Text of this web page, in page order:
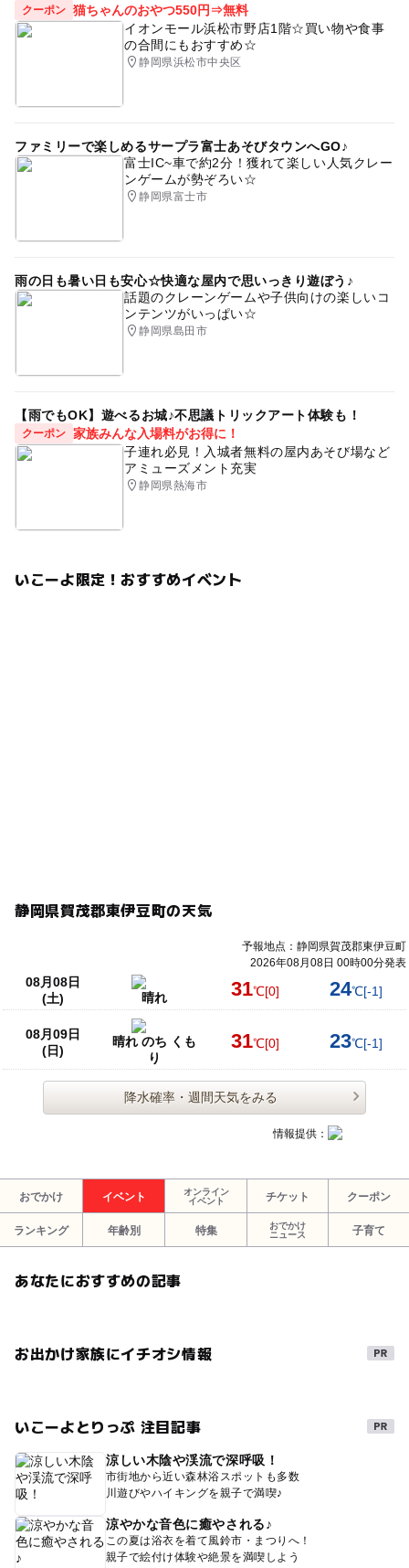
クーポン 猫ちゃんのおやつ550円⇒無料
イオンモール浜松市野店1階☆買い物や食事
の合間にもおすすめ☆
静岡県浜松市中央区
ファミリーで楽しめるサープラ富士あそびタウンへGO♪
富士IC~車で約2分！獲れて楽しい人気クレー
ンゲームが勢ぞろい☆
静岡県富士市
雨の日も暑い日も安心☆快適な屋内で思いっきり遊ぼう♪
話題のクレーンゲームや子供向けの楽しいコ
ンテンツがいっぱい☆
静岡県島田市
【雨でもOK】遊べるお城♪不思議トリックアート体験も！
クーポン 家族みんな入場料がお得に！
子連れ必見！入城者無料の屋内あそび場など
アミューズメント充実
静岡県熱海市
いこーよ限定！おすすめイベント
静岡県賀茂郡東伊豆町の天気
予報地点：静岡県賀茂郡東伊豆町
2026年08月08日 00時00分発表
08月08日
(土)
晴れ 31℃[0] 24℃[-1]
08月09日
(日)
晴れ のち くも
り
31℃[0] 23℃[-1]
降水確率・週間天気をみる
情報提供：
おでかけ イベント
オンライン
イベント
チケット クーポン
ランキング 年齢別 特集
おでかけ
ニュース
子育て
あなたにおすすめの記事
お出かけ家族にイチオシ情報
いこーよとりっぷ 注目記事
涼しい木陰や渓流で深呼吸！
市街地から近い森林浴スポットも多数
川遊びやハイキングを親子で満喫♪
涼やかな音色に癒やされる♪
この夏は浴衣を着て風鈴市・まつりへ！
親子で絵付け体験や絶景を満喫しよう